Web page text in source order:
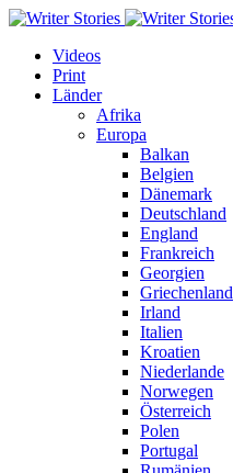
Videos
Print
Länder
Afrika
Europa
Balkan
Belgien
Dänemark
Deutschland
England
Frankreich
Georgien
Griechenland
Irland
Italien
Kroatien
Niederlande
Norwegen
Österreich
Polen
Portugal